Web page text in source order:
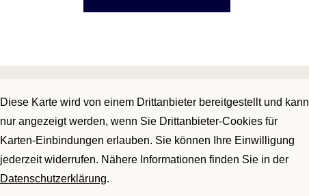
Diese Karte wird von einem Drittanbieter bereitgestellt und kann
nur angezeigt werden, wenn Sie Drittanbieter-Cookies für
Karten-Einbindungen erlauben. Sie können Ihre Einwilligung
jederzeit widerrufen. Nähere Informationen finden Sie in der
Datenschutzerklärung.